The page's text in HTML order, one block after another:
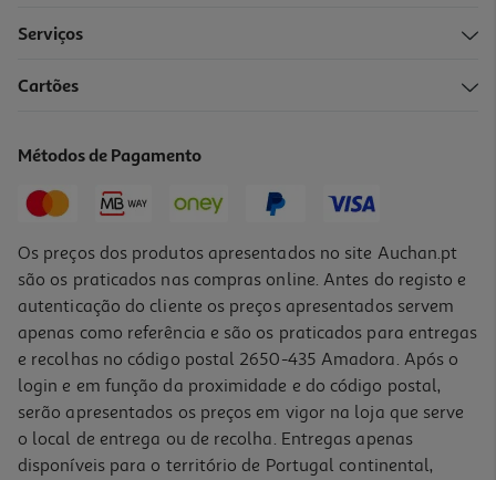
Serviços
Cartões
Métodos de Pagamento
Os preços dos produtos apresentados no site Auchan.pt
são os praticados nas compras online. Antes do registo e
autenticação do cliente os preços apresentados servem
apenas como referência e são os praticados para entregas
e recolhas no código postal 2650-435 Amadora. Após o
login e em função da proximidade e do código postal,
serão apresentados os preços em vigor na loja que serve
o local de entrega ou de recolha. Entregas apenas
disponíveis para o território de Portugal continental,